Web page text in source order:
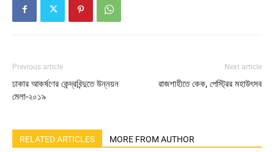
Previous article
ঢাকার আকর্ষণের কেন্দ্রবিন্দুতে উন্নয়ন
মেলা-২০১৯
Next article
রাজশাহীতে কেক, পেস্ট্রির মহাউৎসব
RELATED ARTICLES MORE FROM AUTHOR